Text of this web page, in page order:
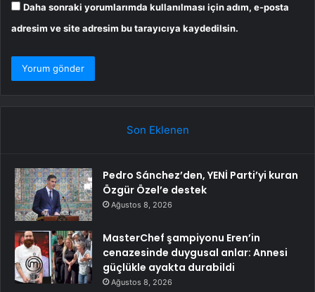
Daha sonraki yorumlarımda kullanılması için adım, e-posta
adresim ve site adresim bu tarayıcıya kaydedilsin.
Son Eklenen
Pedro Sánchez’den, YENİ Parti’yi kuran
Özgür Özel’e destek
Ağustos 8, 2026
MasterChef şampiyonu Eren’in
cenazesinde duygusal anlar: Annesi
güçlükle ayakta durabildi
Ağustos 8, 2026